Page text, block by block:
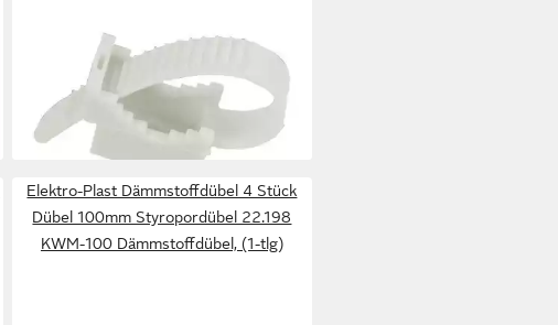
UP22 Weiss 100stk 12.1 E-P (1-St)
lieferbar - in 3-4 Werktagen bei dir
Elektro-Plast Dämmstoffdübel 4 Stück
Dübel 100mm Styropordübel 22.198
KWM-100 Dämmstoffdübel, (1-tlg)